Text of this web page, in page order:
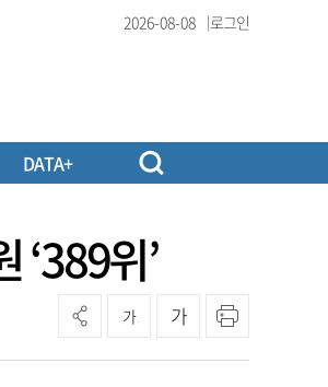
2026-08-08 로그인
DATA+
‘389위’
가 가